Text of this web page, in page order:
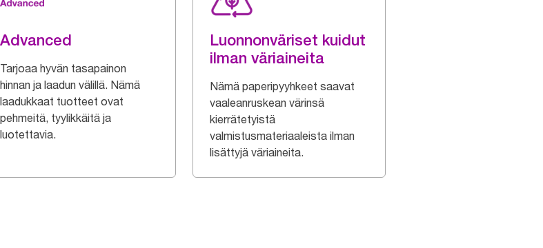
Advanced
Tarjoaa hyvän tasapainon
hinnan ja laadun välillä. Nämä
laadukkaat tuotteet ovat
pehmeitä, tyylikkäitä ja
luotettavia.
Luonnonväriset kuidut
ilman väriaineita
Nämä paperipyyhkeet saavat
vaaleanruskean värinsä
kierrätetyistä
valmistusmateriaaleista ilman
lisättyjä väriaineita.